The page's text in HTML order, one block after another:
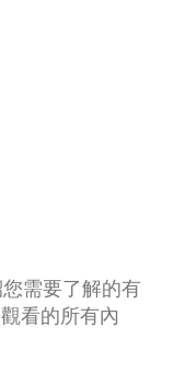
需要了解的有
看的所有內